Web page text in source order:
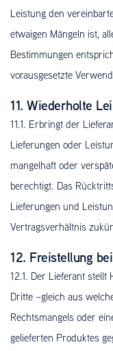
Leistung den
etwaigen Mängeln ist,
Bestimmungen
vorausgesetzte
11. Wiederholte
11.1. Erbringt der
Lieferungen oder
mangelhaft oder
berechtigt. Das
Lieferungen und
Vertragsverhältnis
12. Freistellung
12.1. Der Lieferant
Dritte –gleich aus
Rechtsmangels oder
gelieferten Produktes